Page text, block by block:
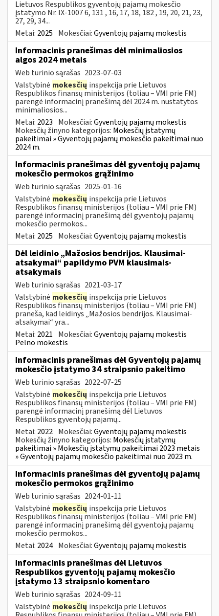
Lietuvos Respublikos gyventojų pajamų mokesčio
įstatymo Nr. IX-1007 6, 131 , 16, 17, 18, 182 , 19, 20, 21, 23,
27, 29, 34...
Metai: 2025 Mokesčiai:Gyventojų pajamų mokestis
Informacinis pranešimas dėl minimaliosios
algos 2024 metais
Web turinio sąrašas 2023-07-03
Valstybinė mokesčių inspekcija prie Lietuvos
Respublikos finansų ministerijos (toliau – VMI prie FM)
parengė informacinį pranešimą dėl 2024 m. nustatytos
minimaliosios...
Metai: 2023 Mokesčiai:Gyventojų pajamų mokestis
Mokesčių žinyno kategorijos: Mokesčių įstatymų
pakeitimai » Gyventojų pajamų mokesčio pakeitimai nuo
2024 m.
Informacinis pranešimas dėl gyventojų pajamų
mokesčio permokos grąžinimo
Web turinio sąrašas 2025-01-16
Valstybinė mokesčių inspekcija prie Lietuvos
Respublikos finansų ministerijos (toliau – VMI prie FM)
parengė informacinį pranešimą dėl gyventojų pajamų
mokesčio permokos...
Metai: 2025 Mokesčiai:Gyventojų pajamų mokestis
Dėl leidinio „Mažosios bendrijos. Klausimai-
atsakymai“ papildymo PVM klausimais-
atsakymais
Web turinio sąrašas 2021-03-17
Valstybinė mokesčių inspekcija prie Lietuvos
Respublikos finansų ministerijos (toliau – VMI prie FM)
praneša, kad leidinys „Mažosios bendrijos. Klausimai-
atsakymai“ yra...
Metai: 2021 Mokesčiai:Gyventojų pajamų mokestis
Pelno mokestis
Informacinis pranešimas dėl Gyventojų pajamų
mokesčio įstatymo 34 straipsnio pakeitimo
Web turinio sąrašas 2022-07-25
Valstybinė mokesčių inspekcija prie Lietuvos
Respublikos finansų ministerijos (toliau – VMI prie FM)
parengė informacinį pranešimą dėl Lietuvos
Respublikos gyventojų pajamų...
Metai: 2022 Mokesčiai:Gyventojų pajamų mokestis
Mokesčių žinyno kategorijos: Mokesčių įstatymų
pakeitimai » Mokesčių įstatymų pakeitimai 2023 metais
» Gyventojų pajamų mokesčio pakeitimai nuo 2023 m.
Informacinis pranešimas dėl gyventojų pajamų
mokesčio permokos grąžinimo
Web turinio sąrašas 2024-01-11
Valstybinė mokesčių inspekcija prie Lietuvos
Respublikos finansų ministerijos (toliau – VMI prie FM)
parengė informacinį pranešimą dėl gyventojų pajamų
mokesčio permokos...
Metai: 2024 Mokesčiai:Gyventojų pajamų mokestis
Informacinis pranešimas dėl Lietuvos
Respublikos gyventojų pajamų mokesčio
įstatymo 13 straipsnio komentaro
Web turinio sąrašas 2024-09-11
Valstybinė mokesčių inspekcija prie Lietuvos